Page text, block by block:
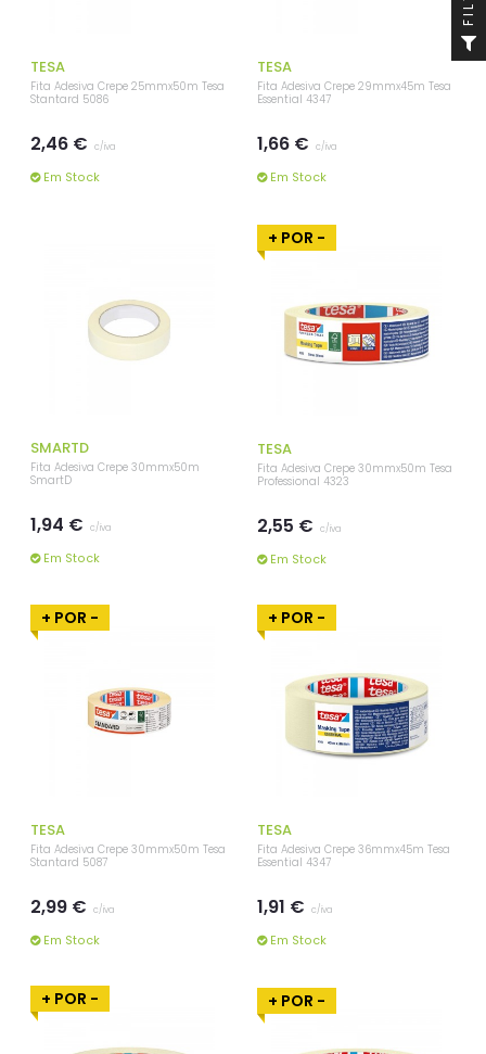
TESA
Fita Adesiva Crepe 25mmx50m Tesa
Stantard 5086
2,46 € c/iva
Em Stock
TESA
Fita Adesiva Crepe 29mmx45m Tesa
Essential 4347
1,66 € c/iva
Em Stock
SMARTD
Fita Adesiva Crepe 30mmx50m
SmartD
1,94 € c/iva
Em Stock
+ POR -
TESA
Fita Adesiva Crepe 30mmx50m Tesa
Professional 4323
2,55 € c/iva
Em Stock
+ POR -
TESA
Fita Adesiva Crepe 30mmx50m Tesa
Stantard 5087
2,99 € c/iva
Em Stock
+ POR -
TESA
Fita Adesiva Crepe 36mmx45m Tesa
Essential 4347
1,91 € c/iva
Em Stock
+ POR - + POR -